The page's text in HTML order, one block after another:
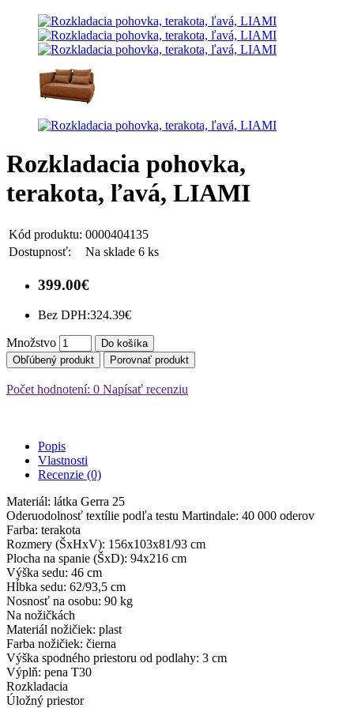
Rozkladacia pohovka,
terakota, ľavá, LIAMI
Kód produktu: 0000404135
Dostupnosť:
Na sklade 6 ks
399.00€
Bez DPH:324.39€
Množstvo
Do košíka
Obľúbený produkt
Porovnať produkt
Počet hodnotení: 0 Napísať recenziu
Popis
Vlastnosti
Recenzie (0)
Materiál: látka Gerra 25
Oderuodolnosť textílie podľa testu Martindale: 40 000 oderov
Farba: terakota
Rozmery (ŠxHxV): 156x103x81/93 cm
Plocha na spanie (ŠxD): 94x216 cm
Výška sedu: 46 cm
Hĺbka sedu: 62/93,5 cm
Nosnosť na osobu: 90 kg
Na nožičkách
Materiál nožičiek: plast
Farba nožičiek: čierna
Výška spodného priestoru od podlahy: 3 cm
Výplň: pena T30
Rozkladacia
Úložný priestor